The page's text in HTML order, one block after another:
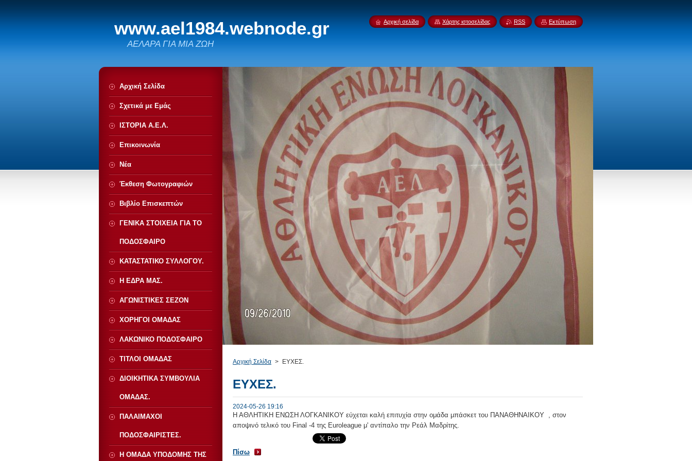
www.ael1984.webnode.gr
ΑΕΛΑΡΑ ΓΙΑ ΜΙΑ ΖΩΗ
Αρχική Σελίδα > ΕΥΧΕΣ.
ΕΥΧΕΣ.
2024-05-26 19:16
Η ΑΘΛΗΤΙΚΗ ΕΝΩΣΗ ΛΟΓΚΑΝΙΚΟΥ εύχεται καλή επιτυχία στην ομάδα μπάσκετ του ΠΑΝΑΘΗΝΑΙΚΟΥ , στον
αποψινό τελικό του Final -4 της Euroleague μ' αντίπαλο την Ρεάλ Μαδρίτης.
Πίσω
Αρχική Σελίδα
Σχετικά με Eμάς
ΙΣΤΟΡΙΑ Α.Ε.Λ.
Επικοινωνία
Νέα
Έκθεση Φωτογραφιών
Βιβλίο Επισκεπτών
ΓΕΝΙΚΑ ΣΤΟΙΧΕΙΑ ΓΙΑ ΤΟ
ΠΟΔΟΣΦΑΙΡΟ
ΚΑΤΑΣΤΑΤΙΚΟ ΣΥΛΛΟΓΟΥ.
Η ΕΔΡΑ ΜΑΣ.
ΑΓΩΝΙΣΤΙΚΕΣ ΣΕΖΟΝ
ΧΟΡΗΓΟΙ ΟΜΑΔΑΣ
ΛΑΚΩΝΙΚΟ ΠΟΔΟΣΦΑΙΡΟ
ΤΙΤΛΟΙ ΟΜΑΔΑΣ
ΔΙΟΙΚΗΤΙΚΑ ΣΥΜΒΟΥΛΙΑ
ΟΜΑΔΑΣ.
ΠΑΛΑΙΜΑΧΟΙ
ΠΟΔΟΣΦΑΙΡΙΣΤΕΣ.
Η ΟΜΑΔΑ ΥΠΟΔΟΜΗΣ ΤΗΣ
Αρχική σελίδα Χάρτης ιστοσελίδας RSS Εκτύπωση